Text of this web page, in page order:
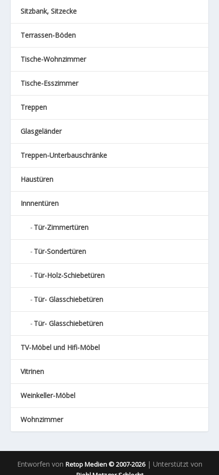
Sitzbank, Sitzecke
Terrassen-Böden
Tische-Wohnzimmer
Tische-Esszimmer
Treppen
Glasgeländer
Treppen-Unterbauschränke
Haustüren
Innnentüren
Tür-Zimmertüren
Tür-Sondertüren
Tür-Holz-Schiebetüren
Tür- Glasschiebetüren
Tür- Glasschiebetüren
TV-Möbel und Hifi-Möbel
Vitrinen
Weinkeller-Möbel
Wohnzimmer
Entworfen von Retop Medien © 2007-2026| Unterstützt von